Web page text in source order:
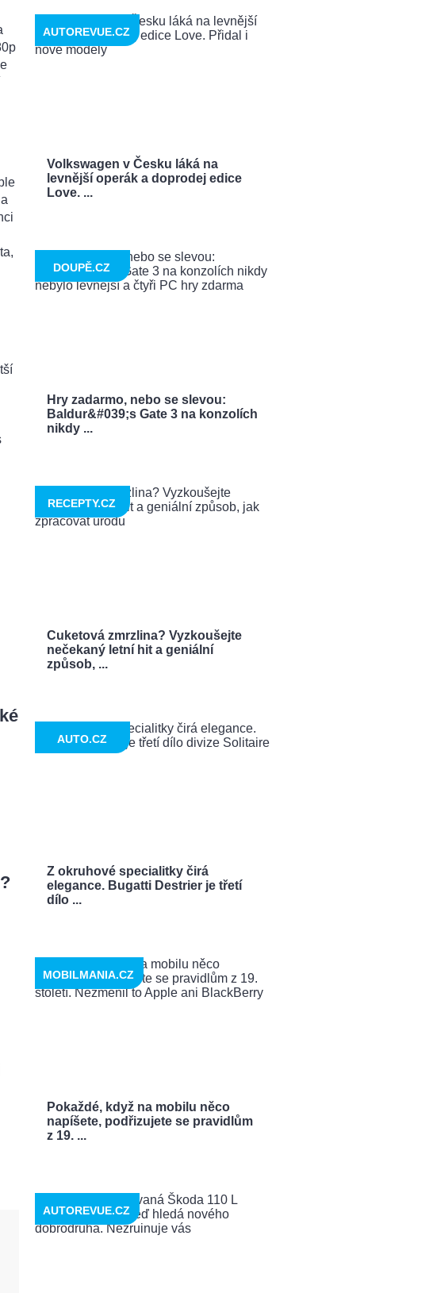
Volkswagen v Česku láká na
levnější operák a doprodej edice
Love. ...
AUTOREVUE.CZ
Hry zadarmo, nebo se slevou:
Baldur&#039;s Gate 3 na konzolích
nikdy ...
DOUPĚ.CZ
Cuketová zmrzlina? Vyzkoušejte
nečekaný letní hit a geniální
způsob, ...
RECEPTY.CZ
Z okruhové specialitky čirá
elegance. Bugatti Destrier je třetí
dílo ...
AUTO.CZ
Pokaždé, když na mobilu něco
napíšete, podřizujete se pravidlům
z 19. ...
MOBILMANIA.CZ
AUTOREVUE.CZ